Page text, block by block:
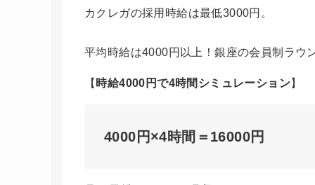
カクレガの採用時給は最低3000円。
平均時給は4000円以上！銀座の会員制ラウ
【 時給4000円で4時間シミュレーション】
4000円×4時間＝16000円